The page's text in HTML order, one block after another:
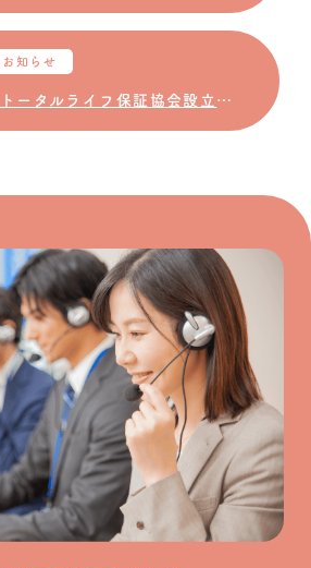
お知らせ
一般社団法人トータルライフ保証協会設立のお知らせ